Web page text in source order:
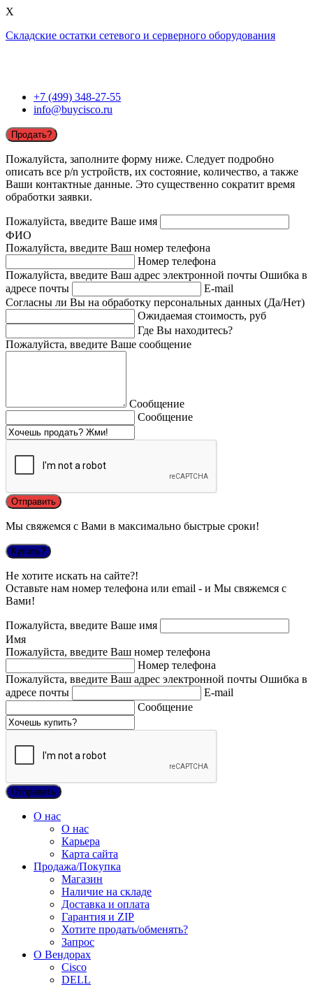
X
Складские остатки сетевого и серверного оборудования
+7 (499) 348-27-55
info@buycisco.ru
Продать?
Пожалуйста, заполните форму ниже. Следует подробно
описать все p/n устройств, их состояние, количество, а также
Ваши контактные данные. Это существенно сократит время
обработки заявки.
Пожалуйста, введите Ваше имя
ФИО
Пожалуйста, введите Ваш номер телефона
Номер телефона
Пожалуйста, введите Ваш адрес электронной почты Ошибка в
адресе почты
E-mail
Согласны ли Вы на обработку персональных данных (Да/Нет)
Ожидаемая стоимость, руб
Где Вы находитесь?
Пожалуйста, введите Ваше сообщение
Сообщение
Сообщение
Мы свяжемся с Вами в максимально быстрые сроки!
Купить?
Не хотите искать на сайте?!
Оставьте нам номер телефона или email - и Мы свяжемся с
Вами!
Пожалуйста, введите Ваше имя
Имя
Пожалуйста, введите Ваш номер телефона
Номер телефона
Пожалуйста, введите Ваш адрес электронной почты Ошибка в
адресе почты
E-mail
Сообщение
О нас
О нас
Карьера
Карта сайта
Продажа/Покупка
Магазин
Наличие на складе
Доставка и оплата
Гарантия и ZIP
Хотите продать/обменять?
Запрос
О Вендорах
Cisco
DELL